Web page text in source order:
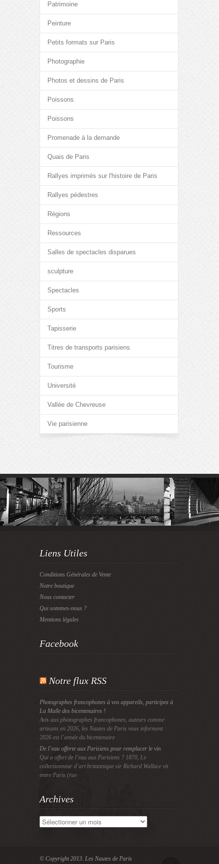
Patrimoine
Peinture
Petits formats sur Paris
Photographie
Photos et dessins de Paris
Poissons
Poissons
Promenade à la demande
Quais de Paris
Rallyes imprimés sur l'histoire de Paris
Rallyes pédestres
Régions
Ressources
Salles de spectacles disparues
sculpture
Spectacles
Sports
Tapisserie
Titres de transports parisiens
Tourisme
Université
Vallée de Chevreuse
Vie parisienne
Liens Utiles
Conditions Générales de Vente
Notre boutique
Nous contacter
Qui sommes-nous ?
Mentions légales
Facebook
Notre flux RSS
Photographes francophones à vos appareils, participez à
La Malle des bicentenaires !
Avis aux photographes francophones, auteurs comme
artisans en 2026, les Nautes de Paris vous informent :
2026 est l’année du bicentenaire
De l’eau offerte aux Parisiens pour remplacer le vin
Qui a offert de l’eau aux Parisiens ? 1870, Le
collectionneur d’art britannique sir Richard Wallace vit
entre Paris (rue
Archives
Archives
© Copyright 2013. Les Nautes de Paris